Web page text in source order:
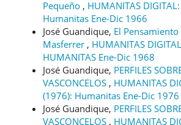
Pequeño , HUMANITAS
Humanitas Ene-Dic 1966
José Guandique, El
Masferrer , HUMANITAS
HUMANITAS Ene-Dic 1968
José Guandique, PERFILES
VASCONCELOS , HUMANITAS
(1976): Humanitas Ene-Dic 1976
José Guandique, PERFILES
VASCONCELOS , HUMANITAS